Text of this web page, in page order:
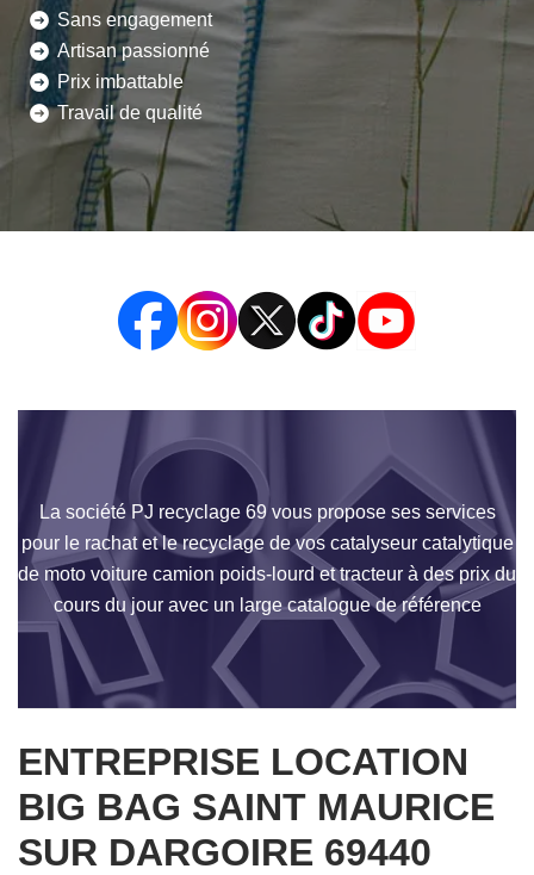
Sans engagement
Artisan passionné
Prix imbattable
Travail de qualité
La société PJ recyclage 69 vous propose ses services
pour le rachat et le recyclage de vos catalyseur catalytique
de moto voiture camion poids-lourd et tracteur à des prix du
cours du jour avec un large catalogue de référence
ENTREPRISE LOCATION
BIG BAG SAINT MAURICE
SUR DARGOIRE 69440